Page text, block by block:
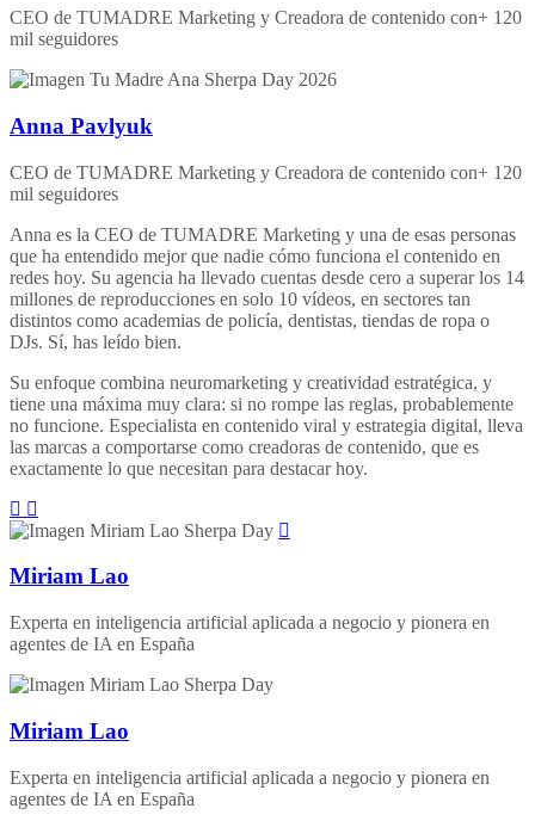
CEO de TUMADRE Marketing y Creadora de contenido con+ 120
mil seguidores
Anna Pavlyuk
CEO de TUMADRE Marketing y Creadora de contenido con+ 120
mil seguidores
Anna es la CEO de TUMADRE Marketing y una de esas personas
que ha entendido mejor que nadie cómo funciona el contenido en
redes hoy. Su agencia ha llevado cuentas desde cero a superar los 14
millones de reproducciones en solo 10 vídeos, en sectores tan
distintos como academias de policía, dentistas, tiendas de ropa o
DJs. Sí, has leído bien.
Su enfoque combina neuromarketing y creatividad estratégica, y
tiene una máxima muy clara: si no rompe las reglas, probablemente
no funcione. Especialista en contenido viral y estrategia digital, lleva
las marcas a comportarse como creadoras de contenido, que es
exactamente lo que necesitan para destacar hoy.
Miriam Lao
Experta en inteligencia artificial aplicada a negocio y pionera en
agentes de IA en España
Miriam Lao
Experta en inteligencia artificial aplicada a negocio y pionera en
agentes de IA en España